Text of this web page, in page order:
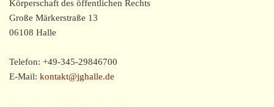
Körperschaft des öffentlichen Rechts
Große Märkerstraße 13
06108 Halle
Telefon: +49-345-29846700
E-Mail: kontakt@jghalle.de